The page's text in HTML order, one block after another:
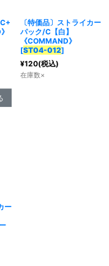
〔特価品〕ストライカー
パック/C【白】
《COMMAND》
[ST04-012]
¥120(税込)
在庫数×
ー